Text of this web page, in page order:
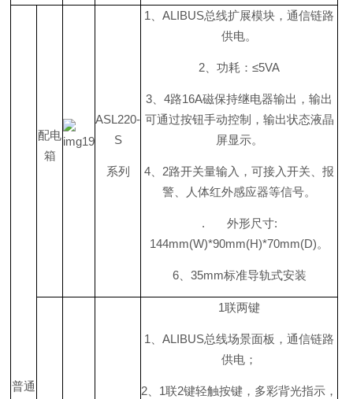
普通
配电
箱
ASL220-
S
系列
1 、ALIBUS总线扩展模块，通信链路
供电。
2 、功耗 ：≤5VA
3 、4路16A磁保持继电器输出，输出
可通过按钮手动控制，输出状态液晶
屏显示。
4 2路开关量输入，可接入开关、报
警、人体红外感应器等信号。
. 外形尺寸:
144mm(W)*90mm(H)*70mm(D)。
6、 35mm标准导轨式安装
1联两键
1 、ALIBUS总线场景面板，通信链路
供电；
2 1联2键轻触按键，多彩背光指示，